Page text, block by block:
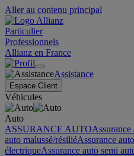
Aller au contenu principal
Particulier
Professionnels
Allianz en France
Assistance
Espace Client
Véhicules
Auto
ASSURANCE AUTO
auto malussé/résiliéAssurance
électriqueAssurance auto semi